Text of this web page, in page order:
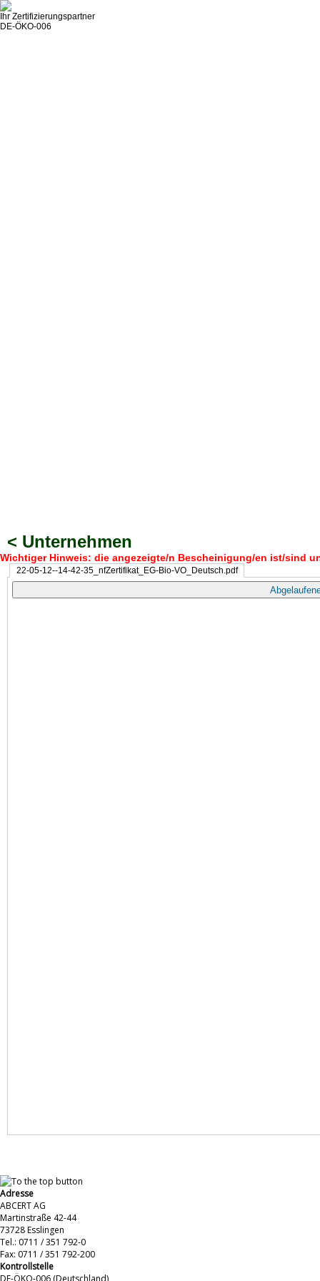
Ihr Zertifizierungspartner
DE-ÖKO-006
< Unternehmen
Wichtiger Hinweis: die angezeigte/n Bescheinigung/en ist/sind
22-05-12--14-42-35_nfZertifikat_EG-Bio-VO_Deutsch.pdf
Adresse
ABCERT AG
Martinstraße 42-44
73728 Esslingen
Tel.: 0711 / 351 792-0
Fax: 0711 / 351 792-200
Kontrollstelle
DE-ÖKO-006 (Deutschland)